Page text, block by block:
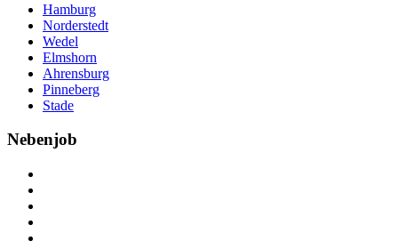
Hamburg
Norderstedt
Wedel
Elmshorn
Ahrensburg
Pinneberg
Stade
Nebenjob